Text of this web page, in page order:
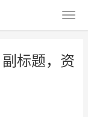
标题，资